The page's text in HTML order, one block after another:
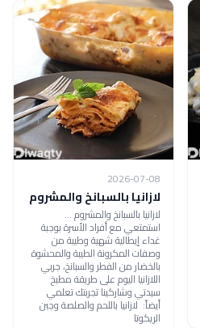
2026-07-08
لازانيا بالسبانخ والمشروم
لازانيا بالسبانخ والمشروم ...
استمتعي مع أفراد الأسرة بوجبة
غداء إيطالية شهية وطيبة من
وصفات المكرونة الطيبة والمحشوة
بالخضار من الفطر والسبانخ، جربي
اللازانيا اليوم على طريقة مطبخ
سيدتي وشاركينا تجربتك تعلمي
أيضاً: لازانيا باللحم والصلصة وجبن
الريكوتا